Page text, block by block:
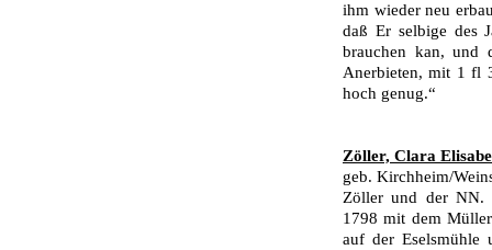
ihm wieder neu
daß Er selbige des
brauchen kan, und
Anerbieten, mit 1 fl
hoch genug.“
Zöller, Clara
geb. Kirchheim/
Zöller und der NN.
1798 mit dem
auf der Eselsmühle